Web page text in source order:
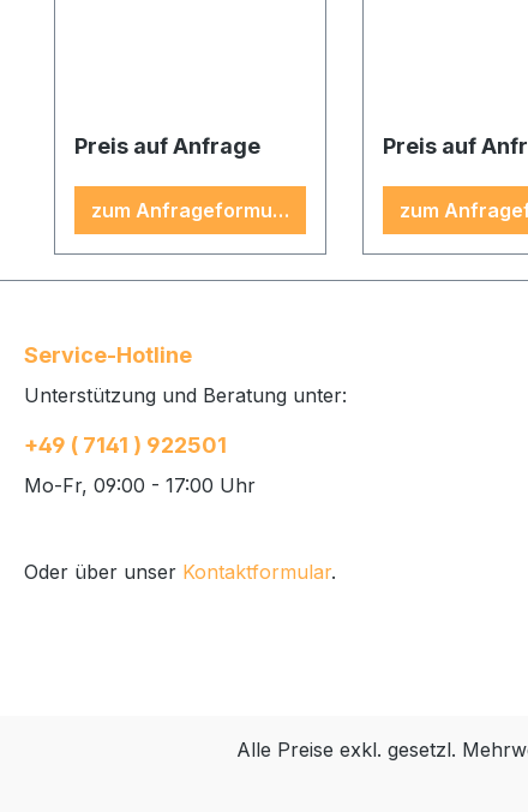
Preis auf Anfrage
zum Anfrageformular
Preis auf
zum
Service-Hotline
Unterstützung und Beratung unter:
+49 ( 7141 ) 922501
Mo-Fr, 09:00 - 17:00 Uhr
Oder über unser Kontaktformular.
Alle Preise exkl. gesetzl.